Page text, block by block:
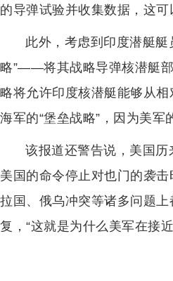
的导弹试验并收集数据，这可
此外，考虑到印度潜艇
略”——将其战略导弹核潜艇
略将允许印度核潜艇能够从
海军的“堡垒战略”，因为美军
该报道还警告说，美国
美国的命令停止对也门的袭
拉国、俄乌冲突等诸多问题
复，“这就是为什么美军在接